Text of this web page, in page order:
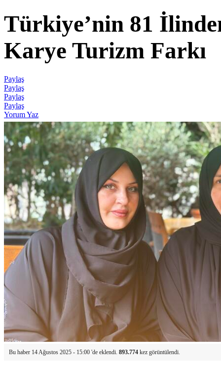
Türkiye’nin 81
Karye Turizm Farkı
Paylaş
Paylaş
Paylaş
Paylaş
Yorum Yaz
Bu haber 14 Ağustos 2025 - 15:00 'de eklendi. 893.774 kez görüntülendi.